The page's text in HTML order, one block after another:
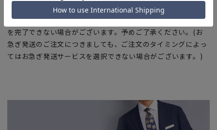
■店舗や各モールサイトと商品在庫を共有しております関係
上、ご注文いただいたタイミングにより欠品が発生し、ご注文
を完了できない場合がございます。予めご了承ください。(お
急ぎ発送のご注文につきましても、ご注文のタイミングによっ
てはお急ぎ発送サービスを選択できない場合がございます。)